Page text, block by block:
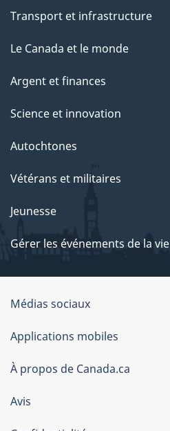
Transport et infrastructure
Le Canada et le monde
Argent et finances
Science et innovation
Autochtones
Vétérans et militaires
Jeunesse
Gérer les événements de la vie
Organisation
du
gouvernement
du
Canada
Médias sociaux
Applications mobiles
À propos de Canada.ca
Avis